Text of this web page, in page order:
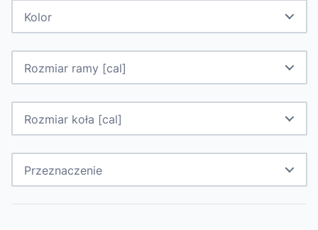
Kolor
Rozmiar ramy [cal]
Rozmiar koła [cal]
Przeznaczenie